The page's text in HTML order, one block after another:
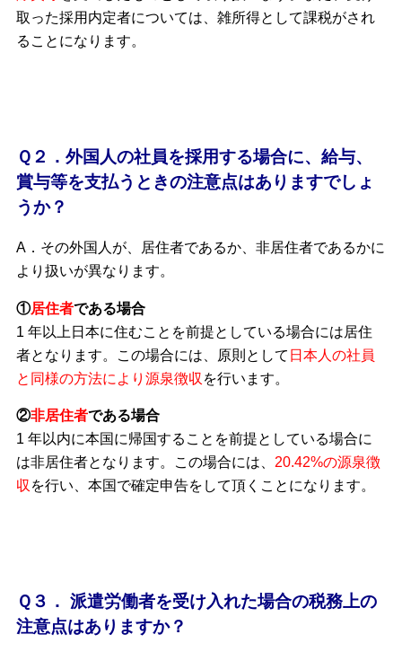
取った採用内定者については、雑所得として課税がされ
ることになります。
Ｑ２．外国人の社員を採用する場合に、給与、
賞与等を支払うときの注意点はありますでしょ
うか？
A．その外国人が、居住者であるか、非居住者であるかに
より扱いが異なります。
①居住者である場合
1 年以上日本に住むことを前提としている場合には居住
者となります。この場合には、原則として 日本人の社員
と同様の方法により源泉徴収 を行います。
②非居住者である場合
1 年以内に本国に帰国することを前提としている場合に
は非居住者となります。この場合には、 20.42%の源泉徴
収を行い、本国で確定申告をして頂くことになります。
Ｑ３． 派遣労働者を受け入れた場合の税務上の
注意点はありますか？